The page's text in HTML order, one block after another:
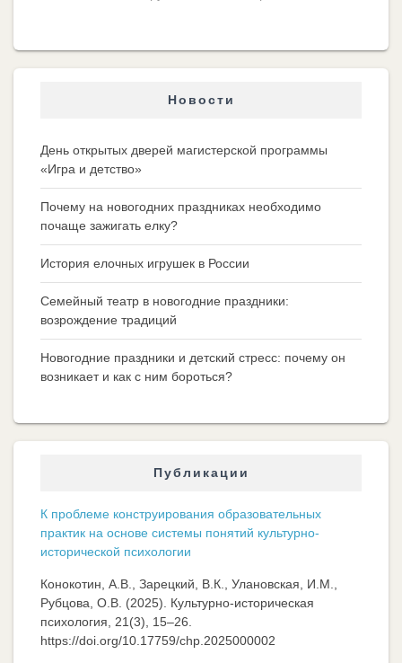
Новости
День открытых дверей магистерской программы
«Игра и детство»
Почему на новогодних праздниках необходимо
почаще зажигать елку?
История елочных игрушек в России
Семейный театр в новогодние праздники:
возрождение традиций
Новогодние праздники и детский стресс: почему он
возникает и как с ним бороться?
Публикации
К проблеме конструирования образовательных
практик на основе системы понятий культурно-
исторической психологии
Конокотин, А.В., Зарецкий, В.К., Улановская, И.М.,
Рубцова, О.В. (2025). Культурно-историческая
психология, 21(3), 15–26.
https://doi.org/10.17759/chp.2025000002